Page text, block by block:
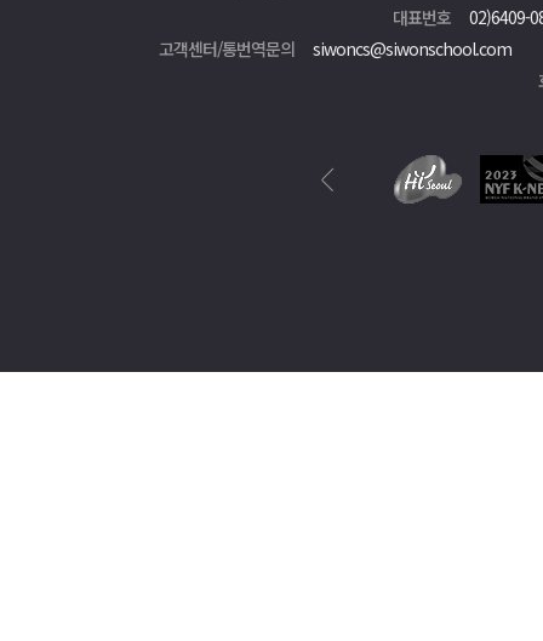
대표번호
02)6409-
고객센터/통번역문의
siwoncs@siwonschool.com